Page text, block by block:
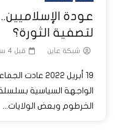
عودة
لتصفية الثورة؟
شبكة عاين قبل 4 سنوات
19 أبريل 2022
الواجهة السياسية
الخرطوم وبعض الولايات...